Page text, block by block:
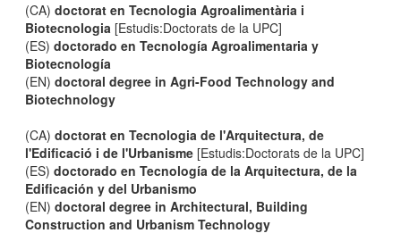
(CA)doctorat en Tecnologia Agroalimentària i
Biotecnologia [Estudis:Doctorats de la UPC]
(ES)doctorado en Tecnología Agroalimentaria y
Biotecnología
(EN)doctoral degree in Agri-Food Technology and
Biotechnology
(CA)doctorat en Tecnologia de l'Arquitectura, de
l'Edificació i de l'Urbanisme [Estudis:Doctorats de la UPC]
(ES)doctorado en Tecnología de la Arquitectura, de la
Edificación y del Urbanismo
(EN)doctoral degree in Architectural, Building
Construction and Urbanism Technology